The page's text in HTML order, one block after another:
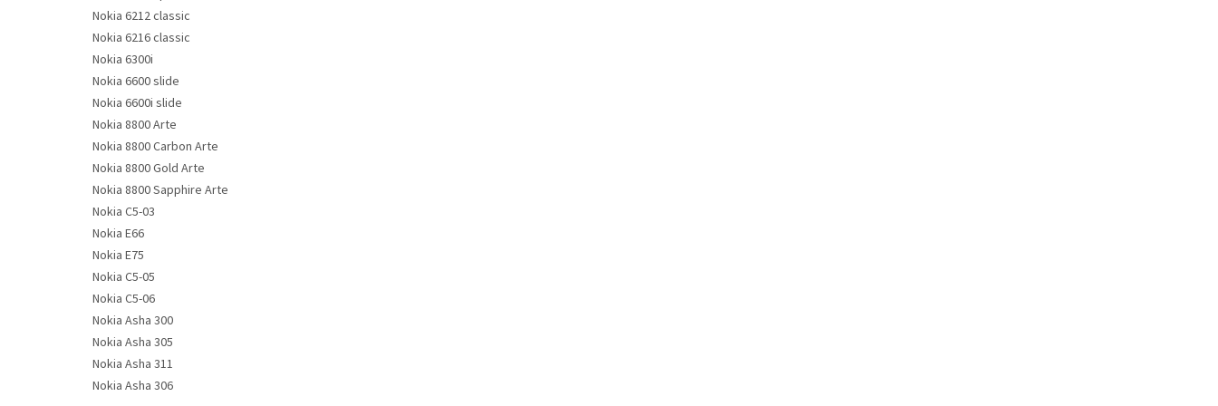
Nokia 6212 classic
Nokia 6216 classic
Nokia 6300i
Nokia 6600 slide
Nokia 6600i slide
Nokia 8800 Arte
Nokia 8800 Carbon Arte
Nokia 8800 Gold Arte
Nokia 8800 Sapphire Arte
Nokia C5-03
Nokia E66
Nokia E75
Nokia C5-05
Nokia C5-06
Nokia Asha 300
Nokia Asha 305
Nokia Asha 311
Nokia Asha 306